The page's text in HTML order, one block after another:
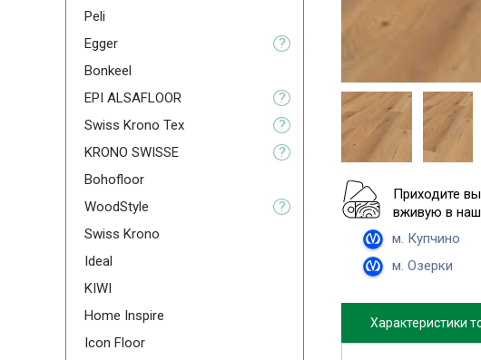
Приходите
вживую в
м. Купчино
м. Озерки
Характеристики
Peli
Egger
?
Bonkeel
EPI ALSAFLOOR
?
Swiss Krono Tex
?
KRONO SWISSE
?
Bohofloor
WoodStyle
?
Swiss Krono
Ideal
KIWI
Home Inspire
Icon Floor